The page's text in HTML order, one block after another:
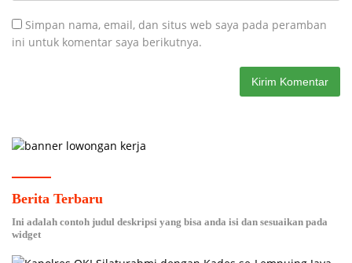
Simpan nama, email, dan situs web saya pada peramban
ini untuk komentar saya berikutnya.
Berita Terbaru
Ini adalah contoh judul deskripsi yang bisa anda isi dan sesuaikan pada
widget